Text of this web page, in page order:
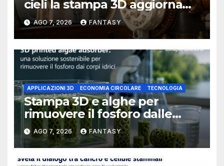
cieli la stampa 3D aggiorna
un osservatorio del 1930 della
University of Arkansas at
Little Rock
AGO 7, 2026 FANTASY
APPLICAZIONI 3D ECONOMIA CIRCOLARE TECNOLOGIA
Stampa 3D e alghe per
rimuovere il fosforo dalle
acque il progetto della
Florida Atlantic University
AGO 7, 2026 FANTASY